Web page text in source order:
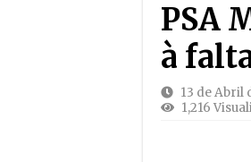
PSA
à
13 de Abril
1,216